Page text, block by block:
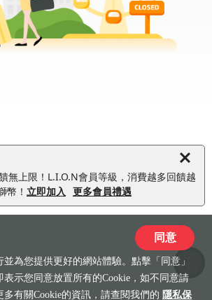
無上限！L.I.O.N會員等級，消費越多回饋越
幣！ 立即加入 更多會員禮遇
收藏
為您提供更好的網站體驗。點擊「同意」
示您同意放置所有的Cookie，如不同意請
有關Cookie的資訊，請查閱我們的 隱私保
同意